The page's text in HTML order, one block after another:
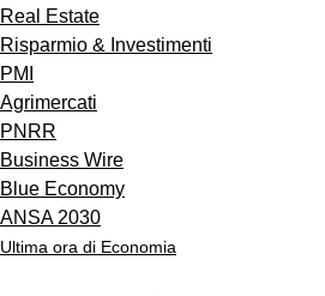
Real Estate
Risparmio & Investimenti
PMI
Agrimercati
PNRR
Business Wire
Blue Economy
ANSA 2030
Ultima ora di Economia